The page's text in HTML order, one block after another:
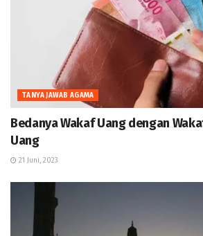
TANYA JAWAB AGAMA
Bedanya Wakaf Uang dengan
Uang
21 Juni, 2023